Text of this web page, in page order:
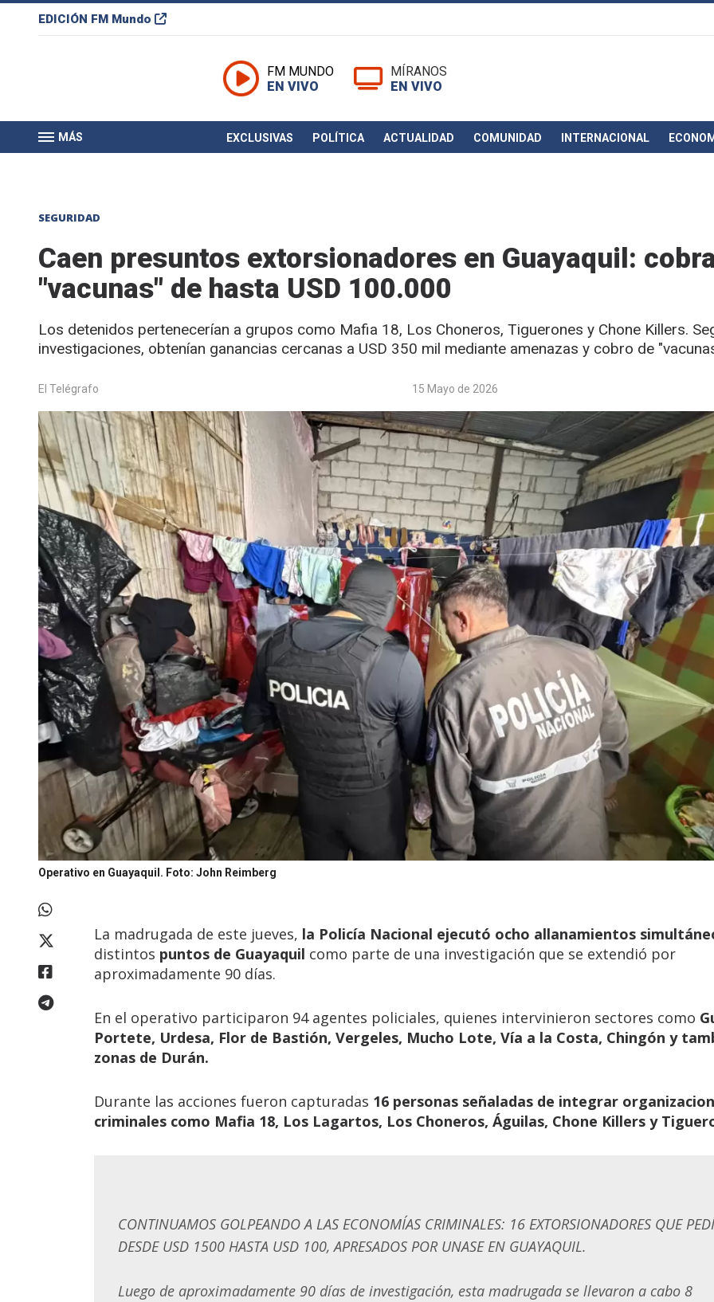
EDICIÓN FM Mundo
FM MUNDO
EN VIVO
MÍRANOS
EN VIVO
MÁS EXCLUSIVAS POLÍTICA ACTUALIDAD COMUNIDAD INTERNACIONAL
SEGURIDAD
Caen presuntos extorsionadores en Guayaquil:
"vacunas" de hasta USD 100.000
Los detenidos pertenecerían a grupos como Mafia 18, Los Choneros, Tiguerones y Chone Killers.
investigaciones, obtenían ganancias cercanas a USD 350 mil mediante amenazas y cobro de
El Telégrafo 15 Mayo de 2026
Operativo en Guayaquil. Foto: John Reimberg
La madrugada de este jueves, la Policía Nacional ejecutó ocho allanamientos
distintos puntos de Guayaquil como parte de una investigación que se extendió por
aproximadamente 90 días.
En el operativo participaron 94 agentes policiales, quienes intervinieron sectores como
Portete, Urdesa, Flor de Bastión, Vergeles, Mucho Lote, Vía a la Costa, Chingón y
zonas de Durán.
Durante las acciones fueron capturadas 16 personas señaladas de integrar
criminales como Mafia 18, Los Lagartos, Los Choneros, Águilas, Chone Killers y
CONTINUAMOS GOLPEANDO A LAS ECONOMÍAS CRIMINALES: 16 EXTORSIONADORES QUE
DESDE USD 1500 HASTA USD 100, APRESADOS POR UNASE EN GUAYAQUIL.
Luego de aproximadamente 90 días de investigación, esta madrugada se llevaron a cabo 8